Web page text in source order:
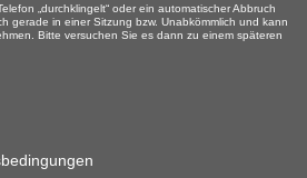
„durchklingelt“ oder ein automatischer Abbruch
gerade in einer Sitzung bzw. Unabkömmlich und kann
Bitte versuchen Sie es dann zu einem späteren